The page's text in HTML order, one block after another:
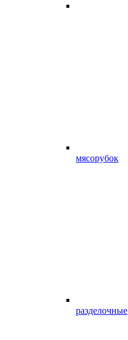
мясорубок
разделочные